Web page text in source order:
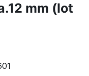
mm (lot